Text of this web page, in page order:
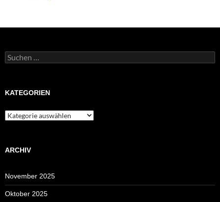
Suchen
nach:
KATEGORIEN
Kategorien
ARCHIV
November 2025
Oktober 2025